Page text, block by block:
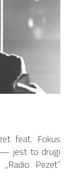
feat. Fokus
— jest to drugi
Pezet”